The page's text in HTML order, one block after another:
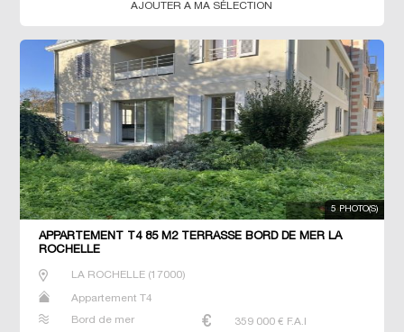
AJOUTER A MA SÉLECTION
5 PHOTO(S)
APPARTEMENT T4 85 M2 TERRASSE BORD DE MER LA
ROCHELLE
LA ROCHELLE(17000)
Appartement T4
Bord de mer 359 000 € F.A.I